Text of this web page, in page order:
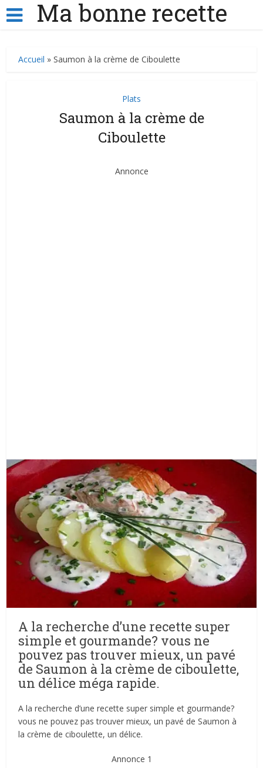
Ma bonne recette
Accueil »Saumon à la crème de Ciboulette
Plats
Saumon à la crème de
Ciboulette
Annonce
A la recherche d’une recette super
simple et gourmande? vous ne
pouvez pas trouver mieux, un pavé
de Saumon à la crème de ciboulette,
un délice méga rapide.
A la recherche d’une recette super simple et gourmande?
vous ne pouvez pas trouver mieux, un pavé de Saumon à
la crème de ciboulette, un délice.
Annonce 1